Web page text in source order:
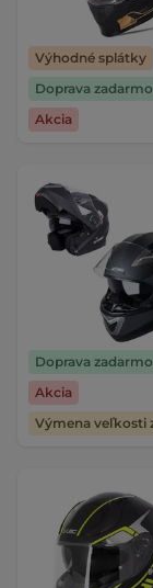
Výhodné splátky
Doprava zadarmo
Akcia
Doprava zadarmo
Akcia